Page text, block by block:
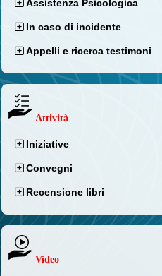
Assistenza Psicologica
In caso di incidente
Appelli e ricerca testimoni
Attività
Iniziative
Convegni
Recensione libri
Video